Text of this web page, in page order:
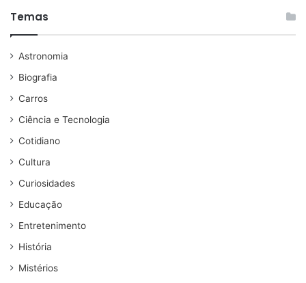
Temas
Astronomia
Biografia
Carros
Ciência e Tecnologia
Cotidiano
Cultura
Curiosidades
Educação
Entretenimento
História
Mistérios